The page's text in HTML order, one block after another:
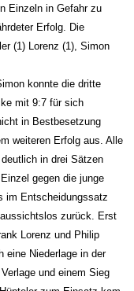
Einzeln in Gefahr zu
Erfolg. Die
(1) Lorenz (1), Simon
konnte die dritte
mit 9:7 für sich
in Bestbesetzung
weiteren Erfolg aus. Alle
in drei Sätzen
gegen die junge
im Entscheidungssatz
zurück. Erst
Lorenz und Philip
eine Niederlage in der
und einem Sieg